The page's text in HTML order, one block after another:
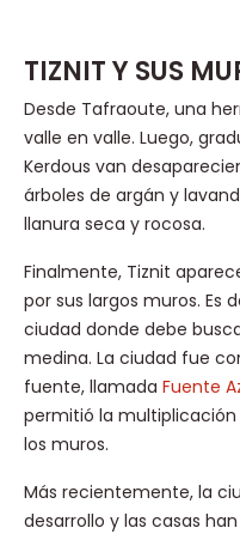
TIZNIT Y SUS
Desde Tafraoute, una
valle en valle. Luego,
Kerdous van
árboles de argán y
llanura seca y rocosa.
Finalmente, Tiznit
por sus largos muros. Es
ciudad donde debe
medina. La ciudad fue
fuente, llamada Fuente
permitió la
los muros.
Más recientemente, la
desarrollo y las casas